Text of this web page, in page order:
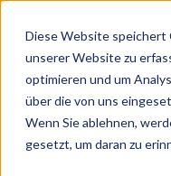
Diese Website speichert
unserer Website zu
optimieren und um
über die von uns
Wenn Sie ablehnen,
gesetzt, um daran zu
De
In